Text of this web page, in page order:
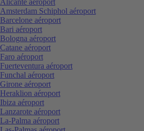
Amsterdam Schiphol aéroport
Barcelone aéroport
Bari aéroport
Bologna aéroport
Catane aéroport
Faro aéroport
Fuerteventura aéroport
Funchal aéroport
Girone aéroport
Heraklion aéroport
Ibiza aéroport
Lanzarote aéroport
La-Palma aéroport